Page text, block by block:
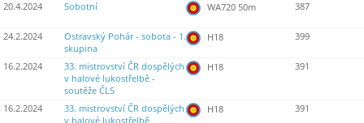
20.4.2024 Sobotní WA720 50m 387
24.2.2024
Ostravský Pohár - sobota - 1.
skupina
H18 399
16.2.2024
33. mistrovství ČR dospělých
v halové lukostřelbě -
soutěže ČLS
H18 391
16.2.2024
33. mistrovství ČR dospělých
v halové lukostřelbě
H18 391